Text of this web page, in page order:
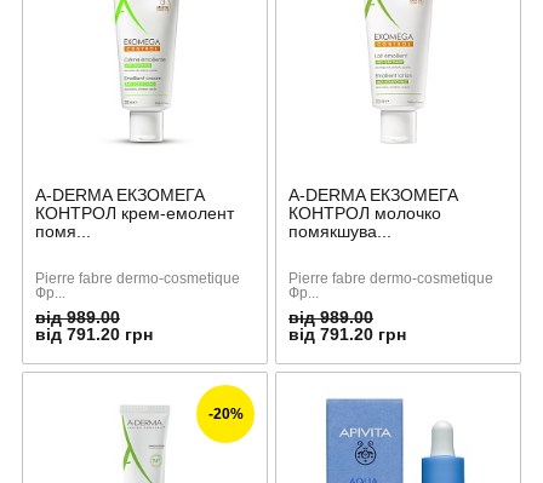
A-DERMA ЕКЗОМЕГА
КОНТРОЛ крем-емолент
помя...
Pierre fabre dermo-cosmetique
Фр...
від 989.00
від 791.20 грн
A-DERMA ЕКЗОМЕГА
КОНТРОЛ молочко
помякшува...
Pierre fabre dermo-cosmetique
Фр...
від 989.00
від 791.20 грн
-20%